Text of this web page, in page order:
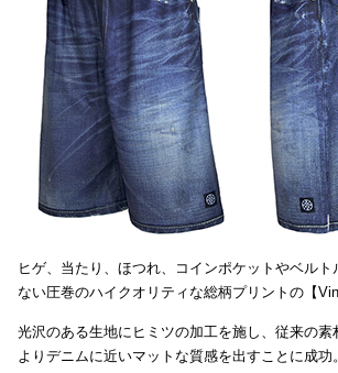
ヒゲ、当たり、ほつれ、コインポケットやベル
ない圧巻のハイクオリティな総柄プリントの【
光沢のある生地にヒミツの加工を施し、従来の
よりデニムに近いマットな質感を出すことに成